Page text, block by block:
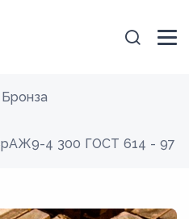
Бронза
4 300 ГОСТ 614 - 97